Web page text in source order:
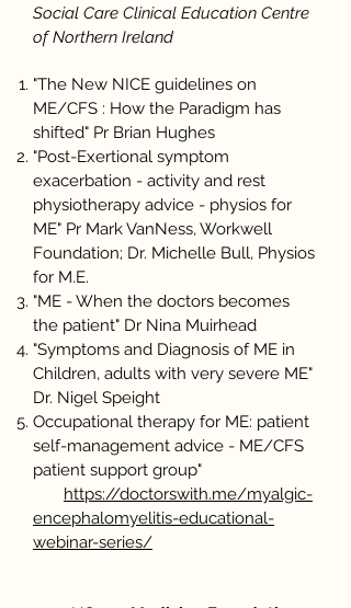
Social Care Clinical Education Centre
of Northern Ireland
"The New NICE guidelines on
ME/CFS : How the Paradigm has
shifted" Pr Brian Hughes
"Post-Exertional symptom
exacerbation - activity and rest
physiotherapy advice - physios for
ME" Pr Mark VanNess, Workwell
Foundation; Dr. Michelle Bull, Physios
for M.E.
"ME - When the doctors becomes
the patient" Dr Nina Muirhead
"Symptoms and Diagnosis of ME in
Children, adults with very severe ME"
Dr. Nigel Speight
Occupational therapy for ME: patient
self-management advice - ME/CFS
patient support group"
https://doctorswith.me/myalgic-
encephalomyelitis-educational-
webinar-series/